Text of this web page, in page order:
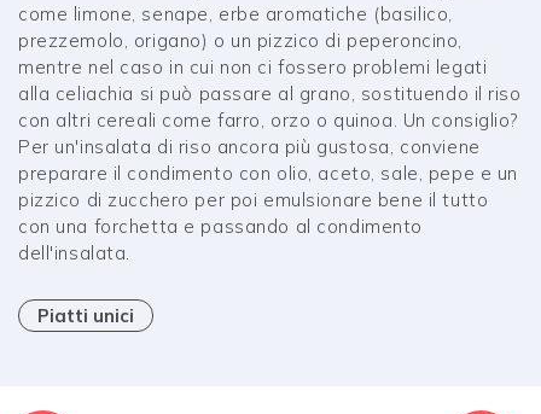
come limone, senape, erbe aromatiche (basilico,
prezzemolo, origano) o un pizzico di peperoncino,
mentre nel caso in cui non ci fossero problemi legati
alla celiachia si può passare al grano, sostituendo il riso
con altri cereali come farro, orzo o quinoa. Un consiglio?
Per un'insalata di riso ancora più gustosa, conviene
preparare il condimento con olio, aceto, sale, pepe e un
pizzico di zucchero per poi emulsionare bene il tutto
con una forchetta e passando al condimento
dell'insalata.
Piatti unici